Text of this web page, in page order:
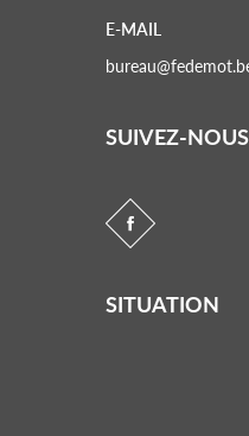
E-MAIL
SUIVEZ-NOUS
SITUATION